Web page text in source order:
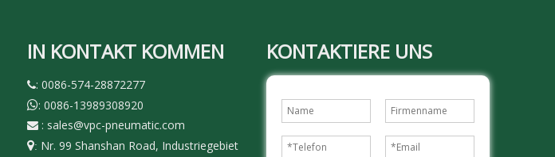
IN KONTAKT KOMMEN
: 0086-574-28872277
: 0086-13989308920
: sales@vpc-pneumatic.com
: Nr. 99 Shanshan Road, Industriegebiet
KONTAKTIERE UNS